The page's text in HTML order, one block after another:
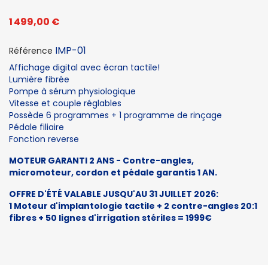
1 499,00 €
Référence IMP-01
Affichage digital avec écran tactile!
Lumière fibrée
Pompe à sérum physiologique
Vitesse et couple réglables
Possède 6 programmes + 1 programme de rinçage
Pédale filiaire
Fonction reverse
MOTEUR GARANTI 2 ANS - Contre-angles,
micromoteur, cordon et pédale garantis 1 AN.
OFFRE D'ÉTÉ VALABLE JUSQU'AU 31 JUILLET 2026:
1 Moteur d'implantologie tactile + 2 contre-angles 20:1
fibres + 50 lignes d'irrigation stériles = 1999€